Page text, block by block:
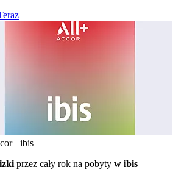
ibis
przez cały rok na pobyty w ibis